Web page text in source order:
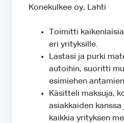
Konekulkee oy, Lahti
Toimitti
eri yrityksille.
Lastasi ja purki
autoihin, suoritti
esimiehen
Käsitteli maksuja,
asiakkaiden
kaikkia yrityksen